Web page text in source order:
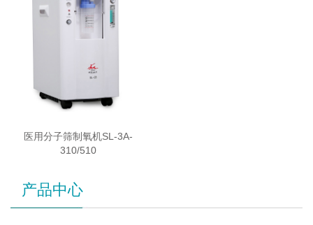
医用分子筛制氧机SL-3A-
310/510
产品中心